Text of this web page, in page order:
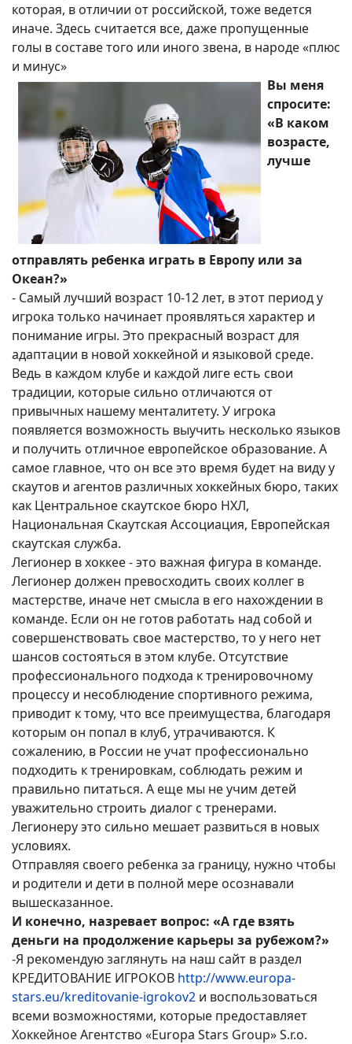
которая, в отличии от российской, тоже ведется
иначе. Здесь считается все, даже пропущенные
голы в составе того или иного звена, в народе «плюс
и минус»
Вы меня
спросите:
«В каком
возрасте,
лучше
отправлять ребенка играть в Европу или за
Океан?»
- Самый лучший возраст 10-12 лет, в этот период у
игрока только начинает проявляться характер и
понимание игры. Это прекрасный возраст для
адаптации в новой хоккейной и языковой среде.
Ведь в каждом клубе и каждой лиге есть свои
традиции, которые сильно отличаются от
привычных нашему менталитету. У игрока
появляется возможность выучить несколько языков
и получить отличное европейское образование. А
самое главное, что он все это время будет на виду у
скаутов и агентов различных хоккейных бюро, таких
как Центральное скаутское бюро НХЛ,
Национальная Скаутская Ассоциация, Европейская
скаутская служба.
Легионер в хоккее - это важная фигура в команде.
Легионер должен превосходить своих коллег в
мастерстве, иначе нет смысла в его нахождении в
команде. Если он не готов работать над собой и
совершенствовать свое мастерство, то у него нет
шансов состояться в этом клубе. Отсутствие
профессионального подхода к тренировочному
процессу и несоблюдение спортивного режима,
приводит к тому, что все преимущества, благодаря
которым он попал в клуб, утрачиваются. К
сожалению, в России не учат профессионально
подходить к тренировкам, соблюдать режим и
правильно питаться. А еще мы не учим детей
уважительно строить диалог с тренерами.
Легионеру это сильно мешает развиться в новых
условиях.
Отправляя своего ребенка за границу, нужно чтобы
и родители и дети в полной мере осознавали
вышесказанное.
И конечно, назревает вопрос: «А где взять
деньги на продолжение карьеры за рубежом?»
-Я рекомендую заглянуть на наш сайт в раздел
КРЕДИТОВАНИЕ ИГРОКОВ http://www.europa-
stars.eu/kreditovanie-igrokov2 и воспользоваться
всеми возможностями, которые предоставляет
Хоккейное Агентство «Europa Stars Group» S.r.o.